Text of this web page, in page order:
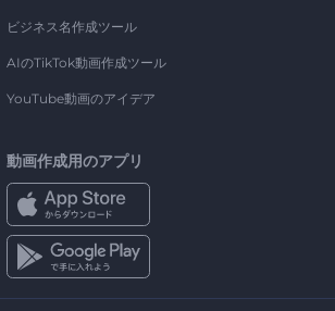
ビジネス名作成ツール
AIのTikTok動画作成ツール
YouTube動画のアイデア
動画作成用のアプリ